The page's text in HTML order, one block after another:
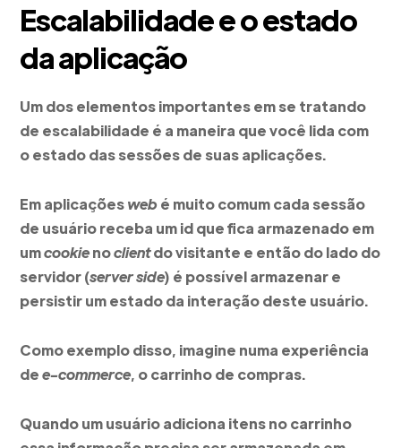
Escalabilidade e o estado
da aplicação
Um dos elementos importantes em se tratando
de escalabilidade é a maneira que você lida com
o estado das sessões de suas aplicações.
Em aplicaçõesweb é muito comum cada sessão
de usuário receba um id que fica armazenado em
umcookienoclientdo visitante e então do lado do
servidor (server side) é possível armazenar e
persistir um estado da interação deste usuário.
Como exemplo disso, imagine numa experiência
dee-commerce, o carrinho de compras.
Quando um usuário adiciona itens no carrinho